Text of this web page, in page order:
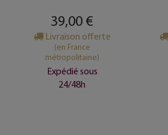
39,00 €
Livraison offerte
(en France
métropolitaine)
Expédié sous
24/48h